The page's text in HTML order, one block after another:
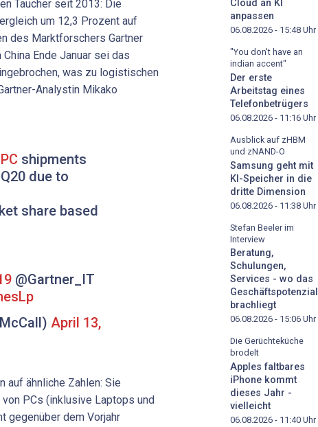
Taucher seit 2013: Die
um 12,3 Prozent auf
des Marktforschers Gartner
Ende Januar sei das
was zu logistischen
Analystin Mikako
shipments
due to
share based
@Gartner_IT
April 13,
auf ähnliche Zahlen: Sie
PCs (inklusive Laptops und
gegenüber dem Vorjahr
Cloud an KI
anpassen
06.08.2026 - 15:48 Uhr
"You don't have an
indian accent"
Der erste
Arbeitstag eines
Telefonbetrügers
06.08.2026 - 11:16 Uhr
Ausblick auf zHBM
und zNAND-O
Samsung geht mit
KI-Speicher in die
dritte Dimension
06.08.2026 - 11:38 Uhr
Stefan Beeler im
Interview
Beratung,
Schulungen,
Services - wo das
Geschäftspotenzial
brachliegt
06.08.2026 - 15:06 Uhr
Die Gerüchteküche
brodelt
Apples faltbares
iPhone kommt
dieses Jahr -
vielleicht
06.08.2026 - 11:40 Uhr